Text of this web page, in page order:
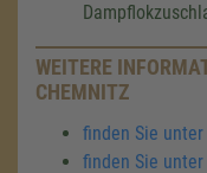
WEITERE
CHEMNITZ
finden Sie
finden Sie